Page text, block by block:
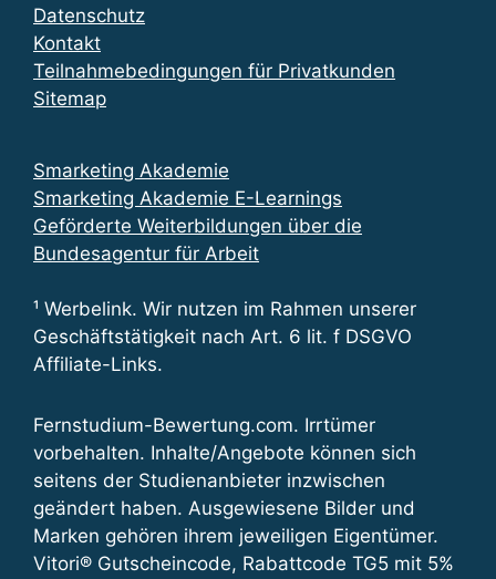
Datenschutz
Kontakt
Teilnahmebedingungen für Privatkunden
Sitemap
Smarketing Akademie
Smarketing Akademie E-Learnings
Geförderte Weiterbildungen über die
Bundesagentur für Arbeit
¹ Werbelink. Wir nutzen im Rahmen unserer
Geschäftstätigkeit nach Art. 6 lit. f DSGVO
Affiliate-Links.
Fernstudium-Bewertung.com. Irrtümer
vorbehalten. Inhalte/Angebote können sich
seitens der Studienanbieter inzwischen
geändert haben. Ausgewiesene Bilder und
Marken gehören ihrem jeweiligen Eigentümer.
Vitori® Gutscheincode, Rabattcode TG5 mit 5%